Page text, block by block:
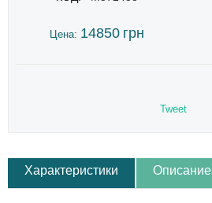
Цена: 14850 грн
Tweet
Характеристики Описание